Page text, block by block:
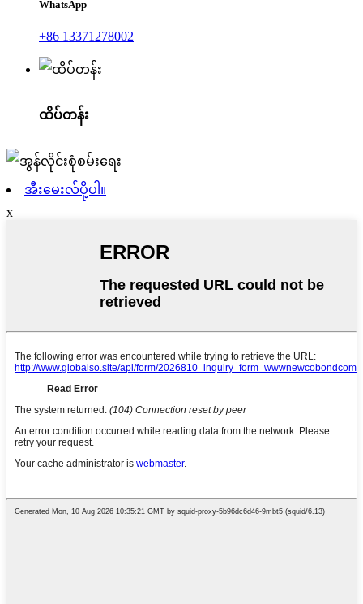
WhatsApp
+86 13371278002
ထိပ်တန်း
အီးမေးလ်ပို့ပါ။
x